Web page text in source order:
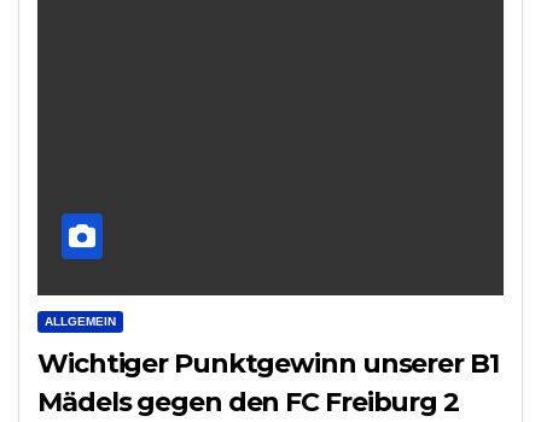
ALLGEMEIN
Wichtiger Punktgewinn unserer B1
Mädels gegen den FC Freiburg 2